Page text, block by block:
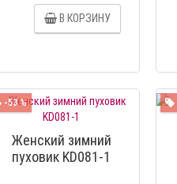
В КОРЗИНУ
-53 %
Женский зимний
пуховик KD081-1